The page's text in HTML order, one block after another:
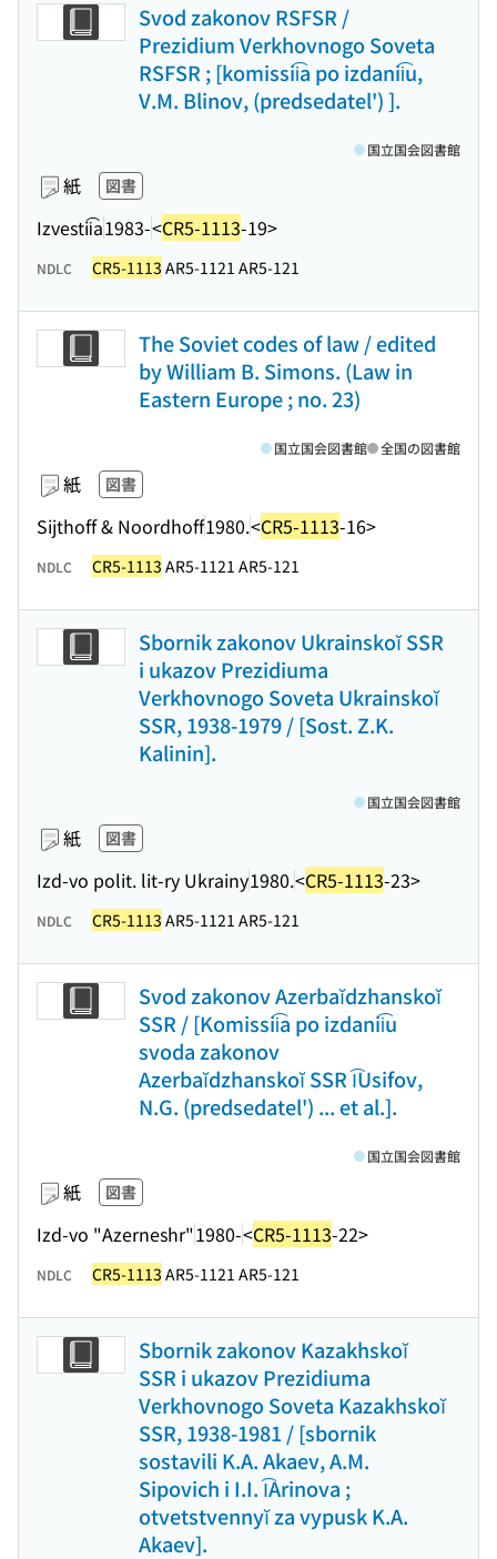
Svod zakonov RSFSR /
Prezidium Verkhovnogo Soveta
RSFSR ; [komissii͡a po izdanii͡u,
V.M. Blinov, (predsedatel') ].
紙 図書
Izvestii͡a1983-<CR5-1113-19>
国立国会図書館
NDLC CR5-1113 AR5-1121 AR5-121
The Soviet codes of law / edited
by William B. Simons. (Law in
Eastern Europe ; no. 23)
紙 図書
Sijthoff & Noordhoff1980.<CR5-1113-16>
国立国会図書館 全国の図書館
NDLC CR5-1113 AR5-1121 AR5-121
Sbornik zakonov Ukrainskoĭ SSR
i ukazov Prezidiuma
Verkhovnogo Soveta Ukrainskoĭ
SSR, 1938-1979 / [Sost. Z.K.
Kalinin].
紙 図書
Izd-vo polit. lit-ry Ukrainy1980.<CR5-1113-23>
国立国会図書館
NDLC CR5-1113 AR5-1121 AR5-121
Svod zakonov Azerbaĭdzhanskoĭ
SSR / [Komissii͡a po izdanii͡u
svoda zakonov
Azerbaĭdzhanskoĭ SSR I͡Usifov,
N.G. (predsedatel') ... et al.].
紙 図書
Izd-vo "Azerneshr"1980-<CR5-1113-22>
国立国会図書館
NDLC CR5-1113 AR5-1121 AR5-121
Sbornik zakonov Kazakhskoĭ
SSR i ukazov Prezidiuma
Verkhovnogo Soveta Kazakhskoĭ
SSR, 1938-1981 / [sbornik
sostavili K.A. Akaev, A.M.
Sipovich i I.I. I͡Arinova ;
otvetstvennyĭ za vypusk K.A.
Akaev].